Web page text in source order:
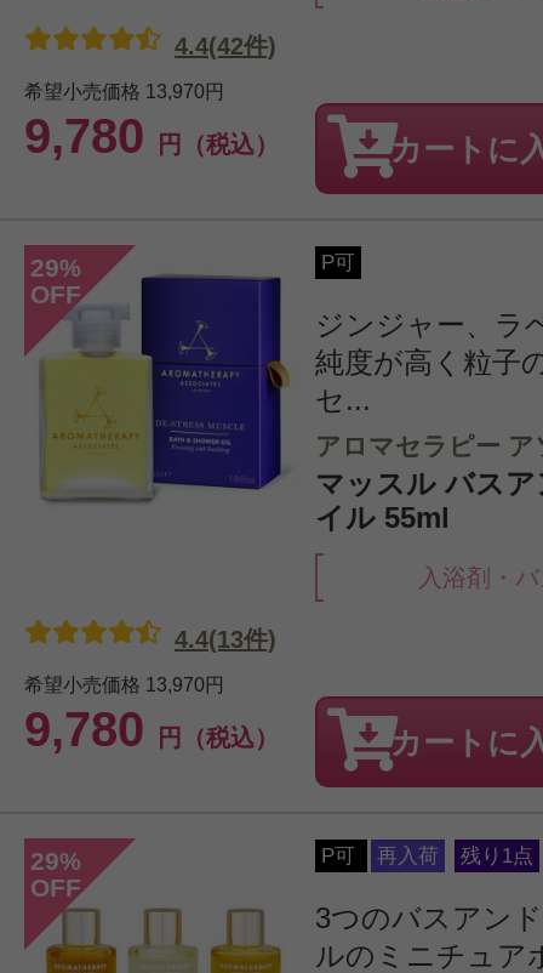
希望小売価格 13,970円
9,780 円（税込）
4.4(42件)
カートに
29%
OFF
P可
ジンジャー、ラ
純度が高く粒子
セ...
アロマセラピー
マッスル バス
イル 55ml
入浴剤・
希望小売価格 13,970円
9,780 円（税込）
4.4(13件)
カートに
29%
OFF
P可 再入荷 残り1点
3つのバスアン
ルのミニチュア